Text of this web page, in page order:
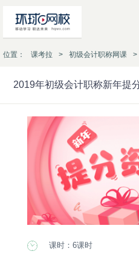
位置： 课考拉 > 初级会计职称网课
>
2019年初级会计职称新年提
课时：6课时